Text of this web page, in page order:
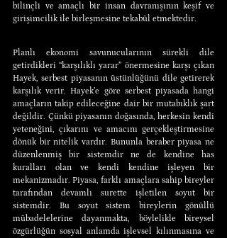
bilinçli ve amaçlı bir insan davranışının keşif ve
girişimcilik ile birleşmesine tekabül etmektedir.
Planlı ekonomi savunucularının sürekli dile
getirdikleri “karşılıklı yarar” önermesine karşı çıkan
Hayek, serbest piyasanın üstünlüğünü dile getirerek
karşılık verir. Hayek’e göre serbest piyasada hangi
amaçların takip edileceğine dair bir mutabıklık şart
değildir. Çünkü piyasanın doğasında, herkesin kendi
yeteneğini, çıkarını ve amacını gerçekleştirmesine
dönük bir nitelik vardır. Bununla beraber piyasa ne
düzenlenmiş bir sistemdir ne de kendine has
kuralları olan ve kendi kendine işleyen bir
mekanizmadır. Piyasa, farklı amaçlara sahip bireyler
tarafından devamlı surette işletilen soyut bir
sistemdir. Bu soyut sistem bireylerin gönüllü
mübadelelerine dayanmakta, böylelikle bireysel
özgürlüğün sosyal anlamda işlevsel kılınmasına ve